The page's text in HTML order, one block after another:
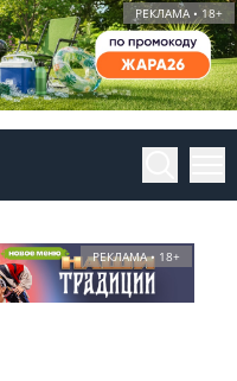
РЕКЛАМА • 18+
РЕКЛАМА • 18+